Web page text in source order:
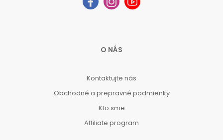
O NÁS
Kontaktujte nás
Obchodné a prepravné podmienky
Kto sme
Affiliate program